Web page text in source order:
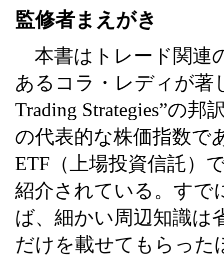
監修者まえがき
本書はトレード関連
あるコラ・レディが著
Trading Strategies”の
の代表的な株価指数で
ETF（上場投資信託）
紹介されている。すで
ば、細かい周辺知識は
だけを載せてもらった